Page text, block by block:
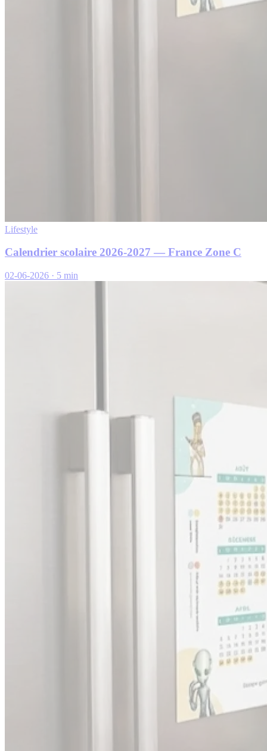
Lifestyle
Calendrier scolaire 2026-2027 — France Zone C
02-06-2026 · 5 min